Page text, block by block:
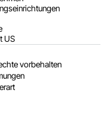
US
vorbehalten